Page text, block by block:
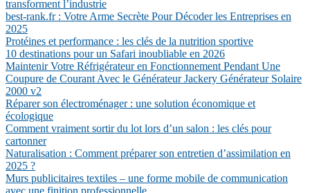
transforment l’industrie
best-rank.fr : Votre Arme Secrète Pour Décoder les Entreprises en
2025
Protéines et performance : les clés de la nutrition sportive
10 destinations pour un Safari inoubliable en 2026
Maintenir Votre Réfrigérateur en Fonctionnement Pendant Une
Coupure de Courant Avec le Générateur Jackery Générateur Solaire
2000 v2
Réparer son électroménager : une solution économique et
écologique
Comment vraiment sortir du lot lors d’un salon : les clés pour
cartonner
Naturalisation : Comment préparer son entretien d’assimilation en
2025 ?
Murs publicitaires textiles – une forme mobile de communication
avec une finition professionnelle